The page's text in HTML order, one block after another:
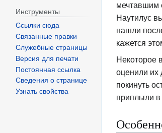
мечтавшим
Наутилус
нашли
кажется
Некоторое
оценили их
покинуть
приплыли в
Инструменты
Ссылки сюда
Связанные правки
Служебные страницы
Версия для печати
Постоянная ссылка
Сведения о странице
Узнать свойства